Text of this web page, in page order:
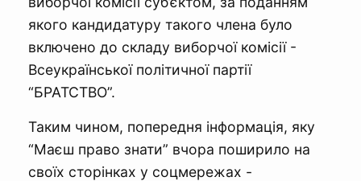
якого кандидатуру такого члена було
включено до складу виборчої комісії -
Всеукраїнської політичної партії
“БРАТСТВО”.
Таким чином, попередня інформація, яку
“Маєш право знати” вчора поширило на
своїх сторінках у соцмережах -